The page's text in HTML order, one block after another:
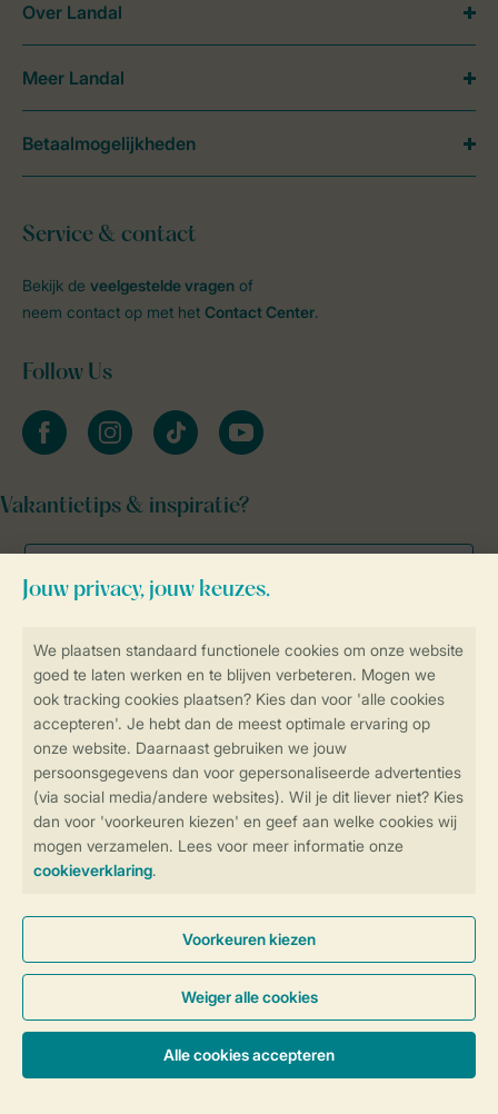
Controle over jouw gegevens &
Instellingen wijzigen
Veilig en snel online boeken
Veilige gegevensoverdracht
Veilige betaling
Service & contact
Bekijk de veelgestelde vragen of
neem contact op met het Contact Center.
Follow Us
facebookinstagramtiktok youtube
Vakantietips & inspiratie?
Over Landal
Meer Landal
Betaalmogelijkheden
Algemene Voorwaarden Privacy Notice
Cookies en banners
Toegankelijkheid © 2026 Landal